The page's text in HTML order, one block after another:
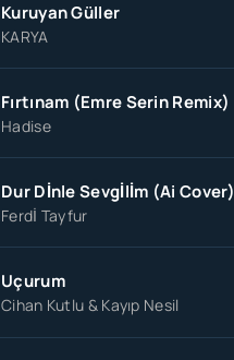
Kuruyan Güller
KARYA
Fırtınam (Emre Serin Remix)
Hadise
Dur Dİnle Sevgİlİm (Ai Cover)
Ferdİ Tayfur
Uçurum
Cihan Kutlu & Kayıp Nesil